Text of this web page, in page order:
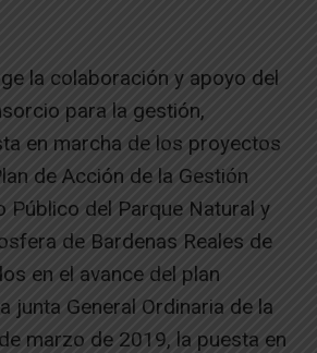
la colaboración y apoyo del
para la gestión,
en marcha de los proyectos
de Acción de la Gestión
Público del Parque Natural y
de Bardenas Reales de
en el avance del plan
junta General Ordinaria de la
marzo de 2019, la puesta en